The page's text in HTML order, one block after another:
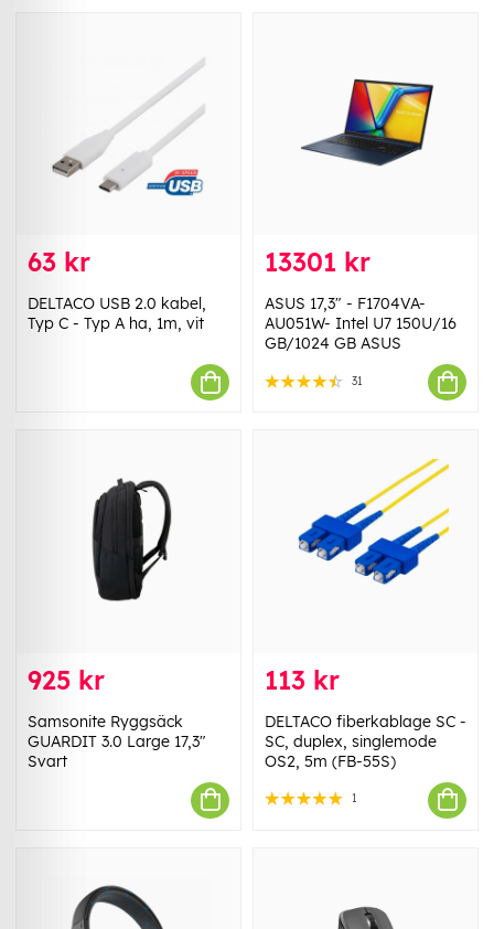
63 kr
DELTACO USB 2.0 kabel,
Typ C - Typ A ha, 1m, vit
13301 kr
ASUS 17,3" - F1704VA-
AU051W- Intel U7 150U/16
GB/1024 GB ASUS
31
925 kr
Samsonite Ryggsäck
GUARDIT 3.0 Large 17,3"
Svart
113 kr
DELTACO fiberkablage SC -
SC, duplex, singlemode
OS2, 5m (FB-55S)
1